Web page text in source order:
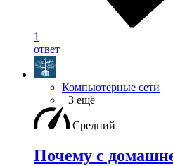
1
ответ
Компьютерные сети
+3 ещё
Средний
Почему с